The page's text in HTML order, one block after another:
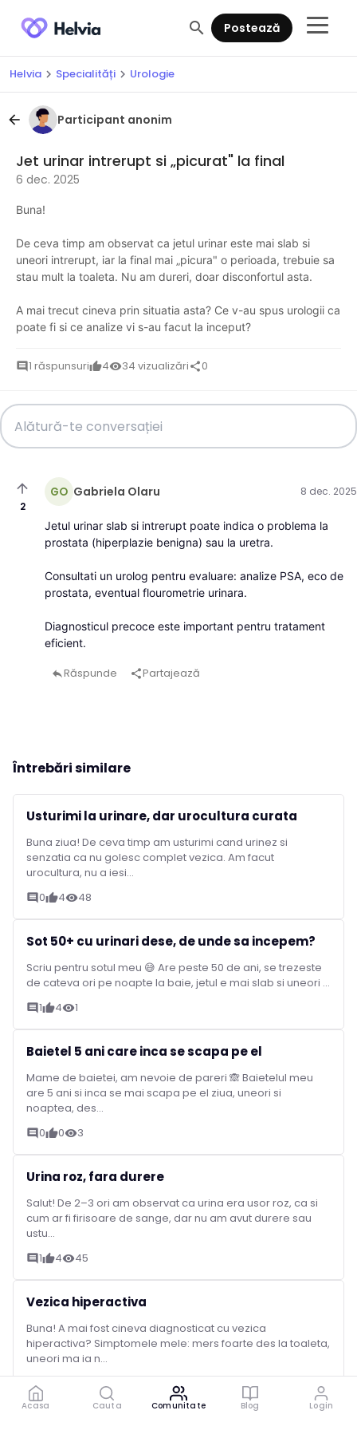
search Postează
Helvia chevron_right Specialități chevron_right Urologie
arrow_back Participant anonim
Jet urinar intrerupt si „picurat" la final
6 dec. 2025
Buna!
De ceva timp am observat ca jetul urinar este mai slab si
uneori intrerupt, iar la final mai „picura" o perioada, trebuie sa
stau mult la toaleta. Nu am dureri, doar disconfortul asta.
A mai trecut cineva prin situatia asta? Ce v-au spus urologii ca
poate fi si ce analize vi s-au facut la inceput?
comment 1 răspunsurithumb_up4visibility34 vizualizărishare0
arrow_upward
2
GO Gabriela Olaru 8 dec. 2025
Jetul urinar slab si intrerupt poate indica o problema la
prostata (hiperplazie benigna) sau la uretra.
Consultati un urolog pentru evaluare: analize PSA, eco de
prostata, eventual flourometrie urinara.
Diagnosticul precoce este important pentru tratament
eficient.
replyRăspunde sharePartajează
Întrebări similare
Usturimi la urinare, dar urocultura curata
Buna ziua! De ceva timp am usturimi cand urinez si
senzatia ca nu golesc complet vezica. Am facut
urocultura, nu a iesi...
comment 0thumb_up4visibility48
Sot 50+ cu urinari dese, de unde sa incepem?
Scriu pentru sotul meu 😅 Are peste 50 de ani, se trezeste
de cateva ori pe noapte la baie, jetul e mai slab si uneori ...
comment 1thumb_up4visibility1
Baietel 5 ani care inca se scapa pe el
Mame de baietei, am nevoie de pareri 🙈 Baietelul meu
are 5 ani si inca se mai scapa pe el ziua, uneori si
noaptea, des...
comment 0thumb_up0visibility3
Urina roz, fara durere
Salut! De 2–3 ori am observat ca urina era usor roz, ca si
cum ar fi firisoare de sange, dar nu am avut durere sau
ustu...
comment 1thumb_up4visibility45
Vezica hiperactiva
Buna! A mai fost cineva diagnosticat cu vezica
hiperactiva? Simptomele mele: mers foarte des la toaleta,
uneori ma ia n...
comment
Acasa Cauta Comunitate Blog Login